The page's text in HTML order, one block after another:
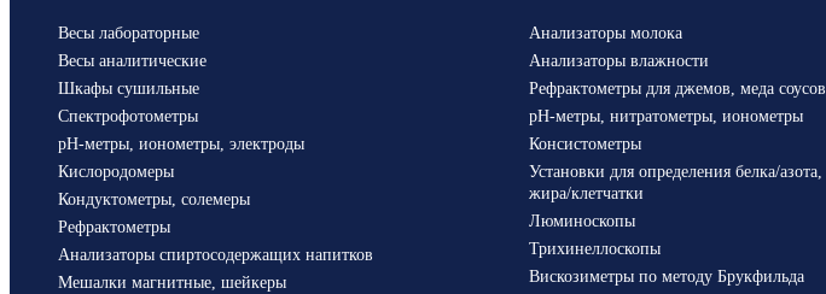
Весы лабораторные
Весы аналитические
Шкафы сушильные
Спектрофотометры
pH-метры, ионометры, электроды
Кислородомеры
Кондуктометры, солемеры
Рефрактометры
Анализаторы спиртосодержащих напитков
Мешалки магнитные, шейкеры
Анализаторы молока
Анализаторы влажности
Рефрактометры для джемов, меда соусов
pH-метры, нитратометры, ионометры
Консистометры
Установки для определения белка/азота,
жира/клетчатки
Люминоскопы
Трихинеллоскопы
Вискозиметры по методу Брукфильда